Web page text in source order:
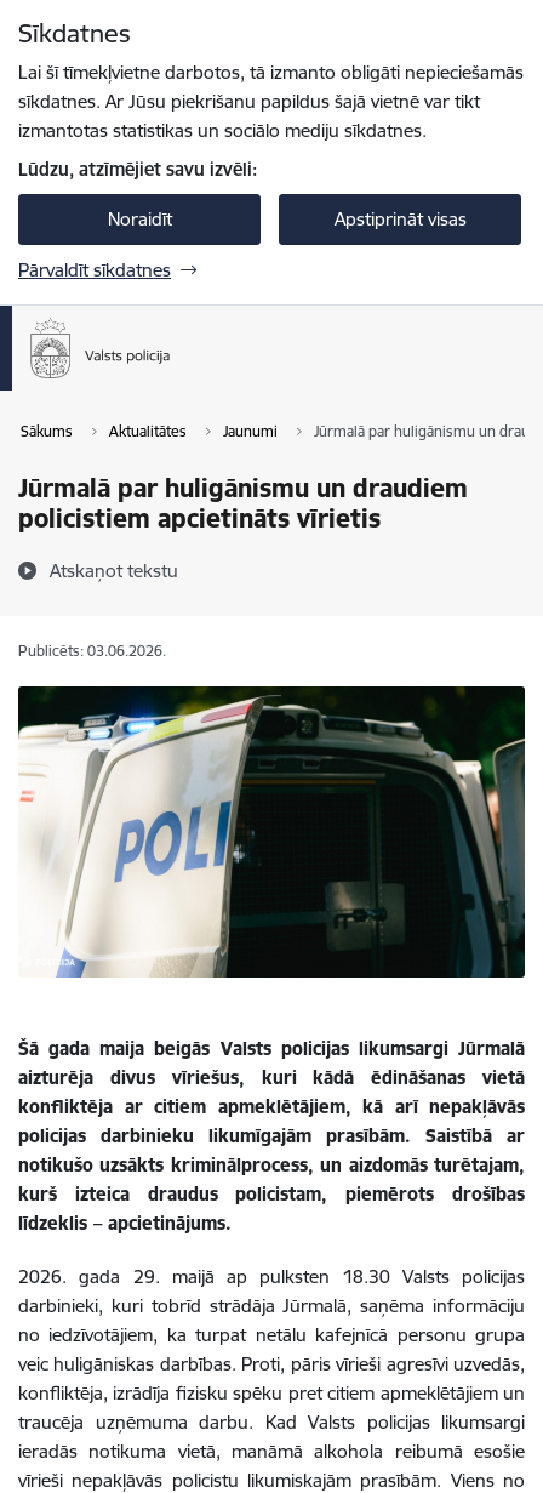
Sīkdatnes
Lai šī tīmekļvietne darbotos, tā izmanto obligāti nepieciešamās
sīkdatnes. Ar Jūsu piekrišanu papildus šajā vietnē var tikt
izmantotas statistikas un sociālo mediju sīkdatnes.
Lūdzu, atzīmējiet savu izvēli:
Noraidīt Apstiprināt visas
Pārvaldīt sīkdatnes
Sākums Aktualitātes Jaunumi Jūrmalā par huligānismu un
Jūrmalā par huligānismu un draudiem
policistiem apcietināts vīrietis
Atskaņot tekstu
Publicēts: 03.06.2026.
Šā gada maija beigās Valsts policijas likumsargi Jūrmalā
aizturēja divus vīriešus, kuri kādā ēdināšanas vietā
konfliktēja ar citiem apmeklētājiem, kā arī nepakļāvās
policijas darbinieku likumīgajām prasībām. Saistībā ar
notikušo uzsākts kriminālprocess, un aizdomās turētajam,
kurš izteica draudus policistam, piemērots drošības
līdzeklis – apcietinājums.
2026. gada 29. maijā ap pulksten 18.30 Valsts policijas
darbinieki, kuri tobrīd strādāja Jūrmalā, saņēma informāciju
no iedzīvotājiem, ka turpat netālu kafejnīcā personu grupa
veic huligāniskas darbības. Proti, pāris vīrieši agresīvi uzvedās,
konfliktēja, izrādīja fizisku spēku pret citiem apmeklētājiem un
traucēja uzņēmuma darbu. Kad Valsts policijas likumsargi
ieradās notikuma vietā, manāmā alkohola reibumā esošie
vīrieši nepakļāvās policistu likumiskajām prasībām. Viens no